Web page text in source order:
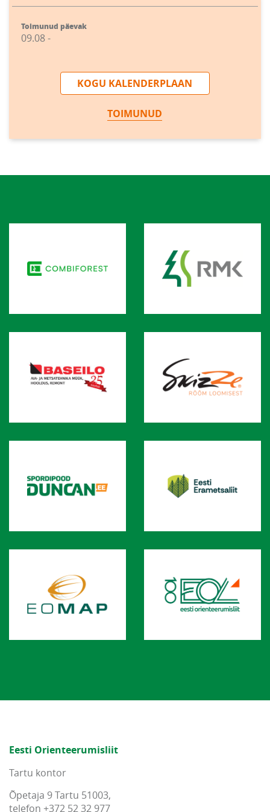
Toimunud päevak
09.08 -
KOGU KALENDERPLAAN
TOIMUNUD
Eesti Orienteerumisliit
Tartu kontor
Õpetaja 9 Tartu 51003,
telefon +372 52 32 977